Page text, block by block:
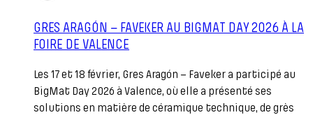
GRES ARAGÓN – FAVEKER AU BIGMAT DAY 2026 À LA
FOIRE DE VALENCE
Les 17 et 18 février, Gres Aragón – Faveker a participé au
BigMat Day 2026 à Valence, où elle a présenté ses
solutions en matière de céramique technique, de grès